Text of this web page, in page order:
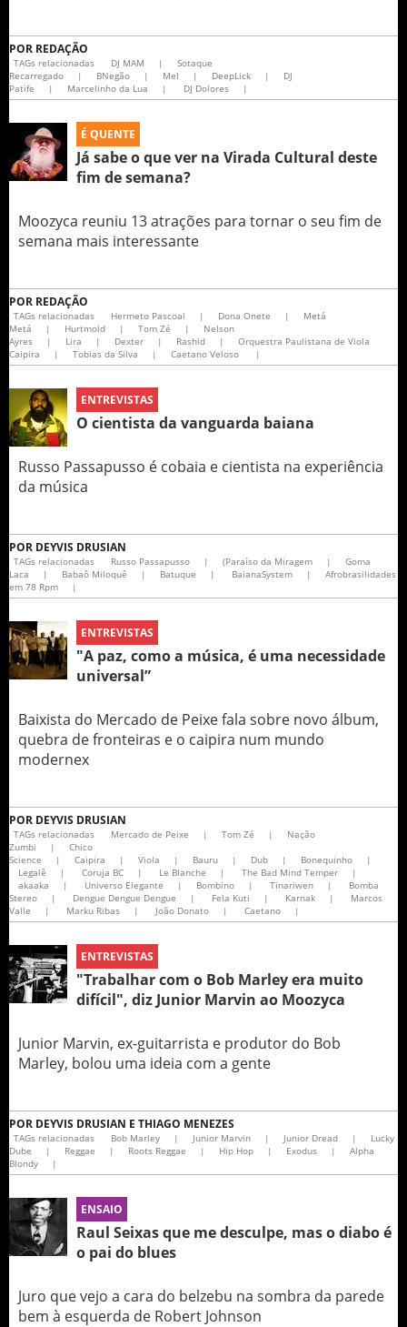
POR REDAÇÃO
TAGs relacionadas DJ MAM |
Sotaque
Recarregado
| BNegão | Mel | DeepLick |
DJ
Patife
| Marcelinho da Lua | DJ Dolores |
É QUENTE
Já sabe o que ver na Virada Cultural deste
fim de semana?
Moozyca reuniu 13 atrações para tornar o seu fim de
semana mais interessante
POR REDAÇÃO
TAGs relacionadas Hermeto Pascoal | Dona Onete |
Metá
Metá
| Hurtmold | Tom Zé |
Nelson
Ayres
| Lira | Dexter | Rashid |
Orquestra Paulistana de Viola
Caipira
| Tobias da Silva | Caetano Veloso |
ENTREVISTAS
O cientista da vanguarda baiana
Russo Passapusso é cobaia e cientista na experiência
da música
POR DEYVIS DRUSIAN
TAGs relacionadas Russo Passapusso | (Paraíso da Miragem |
Goma
Laca
| Babaô Miloquê | Batuque | BaianaSystem |
Afrobrasilidades
em 78 Rpm
|
ENTREVISTAS
"A paz, como a música, é uma necessidade
universal”
Baixista do Mercado de Peixe fala sobre novo álbum,
quebra de fronteiras e o caipira num mundo
modernex
POR DEYVIS DRUSIAN
TAGs relacionadas Mercado de Peixe | Tom Zé |
Nação
Zumbi
|
Chico
Science
| Caipira | Viola | Bauru | Dub | Bonequinho
|
Legalê
| Coruja BC | Le Blanche | The Bad Mind Temper
|
akaaka
| Universo Elegante | Bombino | Tinariwen |
Bomba
Stereo
| Dengue Dengue Dengue | Fela Kuti | Karnak |
Marcos
Valle
| Marku Ribas | João Donato | Caetano |
ENTREVISTAS
"Trabalhar com o Bob Marley era muito
difícil", diz Junior Marvin ao Moozyca
Junior Marvin, ex-guitarrista e produtor do Bob
Marley, bolou uma ideia com a gente
POR DEYVIS DRUSIAN E THIAGO MENEZES
TAGs relacionadas Bob Marley | Junior Marvin | Junior Dread |
Lucky
Dube
| Reggae | Roots Reggae | Hip Hop | Exodus |
Alpha
Blondy
|
ENSAIO
Raul Seixas que me desculpe, mas o diabo é
o pai do blues
Juro que vejo a cara do belzebu na sombra da parede
bem à esquerda de Robert Johnson